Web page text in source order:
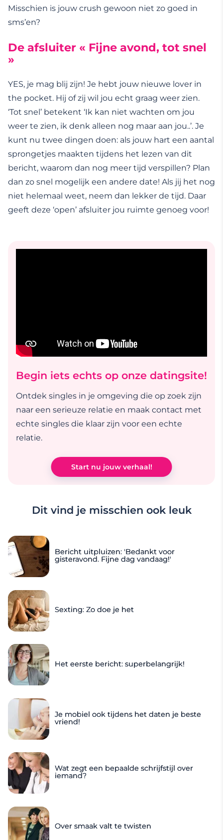
Misschien is jouw crush gewoon niet zo goed in
sms’en?
De afsluiter « Fijne avond, tot snel
»
YES, je mag blij zijn! Je hebt jouw nieuwe lover in
the pocket. Hij of zij wil jou echt graag weer zien.
‘Tot snel’ betekent ‘Ik kan niet wachten om jou
weer te zien, ik denk alleen nog maar aan jou..’. Je
kunt nu twee dingen doen: als jouw hart een aantal
sprongetjes maakten tijdens het lezen van dit
bericht, waarom dan nog meer tijd verspillen? Plan
dan zo snel mogelijk een andere date! Als jij het nog
niet helemaal weet, neem dan lekker de tijd. Daar
geeft deze ‘open’ afsluiter jou ruimte genoeg voor!
Begin iets echts op onze datingsite!
Ontdek singles in je omgeving die op zoek zijn
naar een serieuze relatie en maak contact met
echte singles die klaar zijn voor een echte
relatie.
Start nu jouw verhaal!
Dit vind je misschien ook leuk
Bericht uitpluizen: 'Bedankt voor
gisteravond. Fijne dag vandaag!'
Sexting: Zo doe je het
Het eerste bericht: superbelangrijk!
Je mobiel ook tijdens het daten je beste
vriend!
Wat zegt een bepaalde schrijfstijl over
iemand?
Over smaak valt te twisten